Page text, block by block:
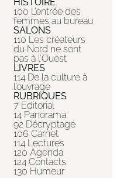
100 L’entrée des
femmes au bureau
SALONS
110 Les créateurs
du Nord ne sont
pas à l’Ouest
LIVRES
114 De la culture à
l’ouvrage
RUBRIQUES
7 Editorial
14 Panorama
92 Décryptage
106 Carnet
114 Lectures
120 Agenda
124 Contacts
130 Humeur